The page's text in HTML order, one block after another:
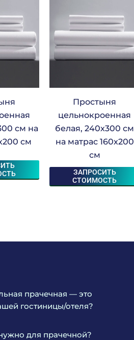
см на
см
Простыня
цельнокроенная
белая, 240х300 см
на матрас 160х200
см
ЗАПРОСИТЬ
СТОИМОСТЬ
прачечная — это
гостиницы/отеля?
для прачечной?